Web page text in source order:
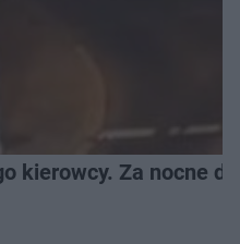
kierowcy. Za nocne